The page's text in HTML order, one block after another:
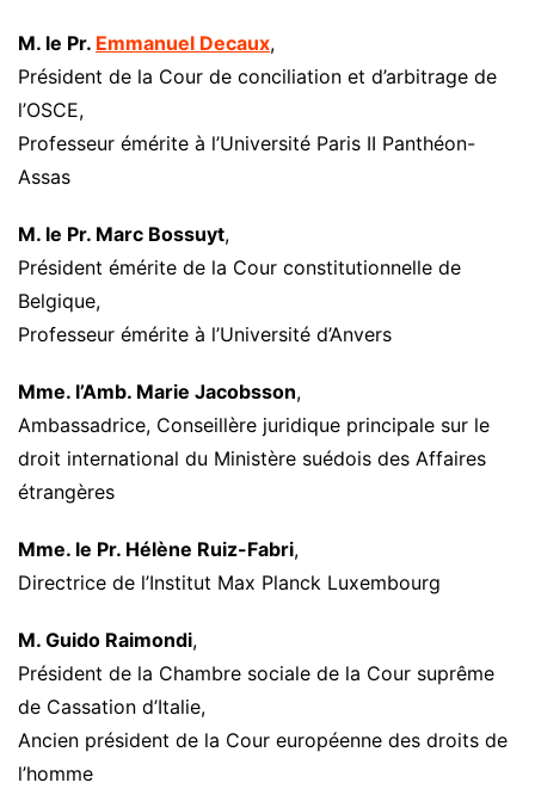
M. le Pr. Emmanuel Decaux,
Président de la Cour de conciliation et d’arbitrage de
l’OSCE,
Professeur émérite à l’Université Paris II Panthéon-
Assas
M. le Pr. Marc Bossuyt,
Président émérite de la Cour constitutionnelle de
Belgique,
Professeur émérite à l’Université d’Anvers
Mme. l’Amb. Marie Jacobsson,
Ambassadrice, Conseillère juridique principale sur le
droit international du Ministère suédois des Affaires
étrangères
Mme. le Pr. Hélène Ruiz-Fabri,
Directrice de l’Institut Max Planck Luxembourg
M. Guido Raimondi,
Président de la Chambre sociale de la Cour suprême
de Cassation d’Italie,
Ancien président de la Cour européenne des droits de
l’homme